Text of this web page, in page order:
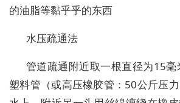
的油脂等黏乎乎的东西
水压疏通法
管道疏通附近取一根直径为15
塑料管（或高压橡胶管：50公斤压